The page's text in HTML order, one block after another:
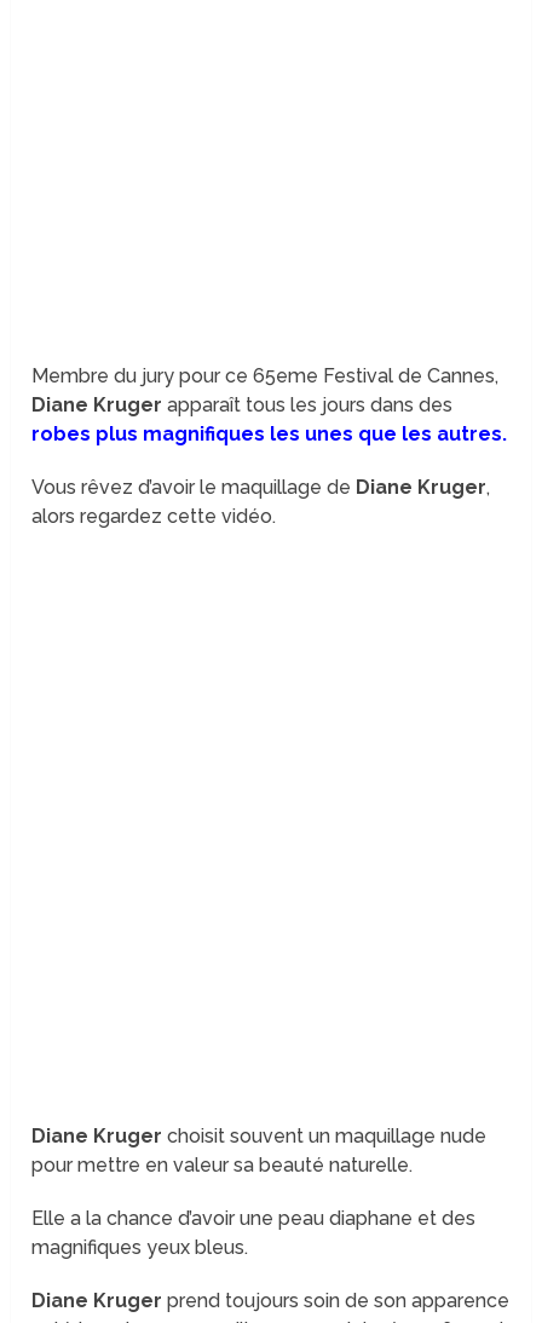
Membre du jury pour ce 65eme Festival de Cannes,
Diane Kruger apparaît tous les jours dans des
robes plus magnifiques les unes que les autres.
Vous rêvez d’avoir le maquillage de Diane Kruger,
alors regardez cette vidéo.
Diane Krugerchoisit souvent un maquillage nude
pour mettre en valeur sa beauté naturelle.
Elle a la chance d’avoir une peau diaphane et des
magnifiques yeux bleus.
Diane Kruger prend toujours soin de son apparence